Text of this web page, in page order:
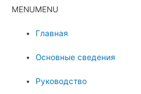
MENUMENU
Главная
Основные сведения
Руководство